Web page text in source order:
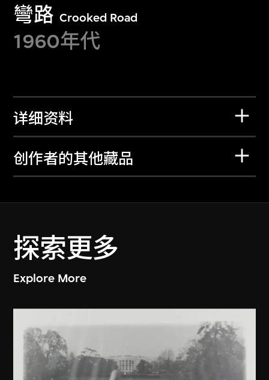
彎路 Crooked Road
1960年代
详细资料
创作者的其他藏品
探索更多
Explore More